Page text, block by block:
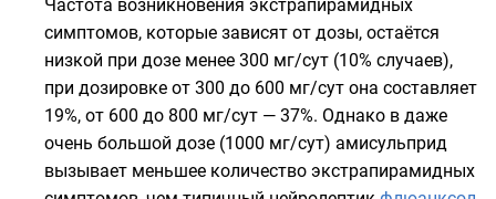
Частота возникновения экстрапирамидных
симптомов, которые зависят от дозы, остаётся
низкой при дозе менее 300 мг/сут (10% случаев),
при дозировке от 300 до 600 мг/сут она составляет
19%, от 600 до 800 мг/сут — 37%. Однако в даже
очень большой дозе (1000 мг/сут) амисульприд
вызывает меньшее количество экстрапирамидных